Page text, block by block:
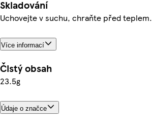
Skladování
Uchovejte v suchu, chraňte před teplem.
Více informací
Čistý obsah
23.5g
Údaje o značce